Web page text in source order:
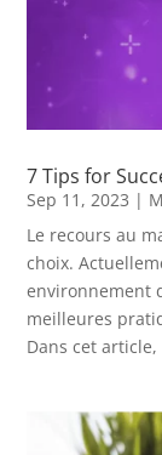
7 Tips for
Sep 11, 2023 |
Le recours au
choix.
environnement
meilleures
Dans cet